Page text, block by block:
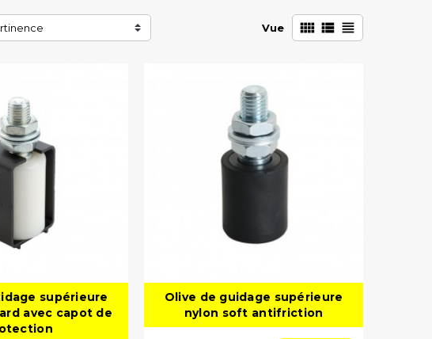
Vue   
supérieure
avec capot de
Olive de guidage supérieure
nylon soft antifriction